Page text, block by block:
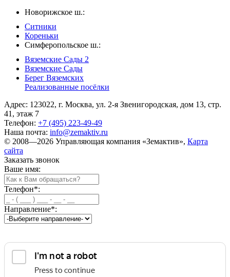
Новорижское ш.:
Ситники
Кореньки
Симферопольское ш.:
Вяземские Сады 2
Вяземские Сады
Берег Вяземскиx
Реализованные посёлки
Адрес: 123022, г. Москва, ул. 2-я Звенигородская, дом 13, стр.
41, этаж 7
Телефон: +7 (495) 223-49-49
Наша почта: info@zemaktiv.ru
© 2008—2026 Управляющая компания «Земактив», Карта
сайта
Заказать звонок
Ваше имя:
Телефон*:
Направление*: